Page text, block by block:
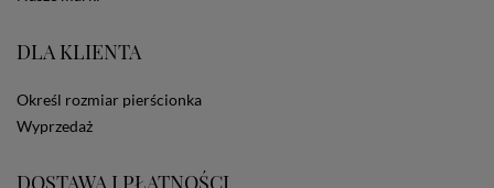
anonimowych danych dla celów reklamowych i
portale społecznościowe, np. Facebook). Korzystanie
dotyczących cookies oznacza, że będą one
zamieszczane w urządzeniu końcowym każdego
użytkownika. Jeżeli użytkownik nie wyraża zgody na
ustawienia swojej przeglądarki.
DLA KLIENTA
Określ rozmiar pierścionka
Wyprzedaż
DOSTAWA I PŁATNOŚCI